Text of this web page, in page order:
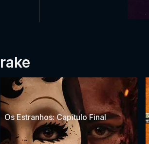
Os Estranhos: Capítulo Final